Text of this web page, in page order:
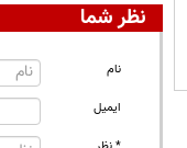
نظر شما
نام
ایمیل